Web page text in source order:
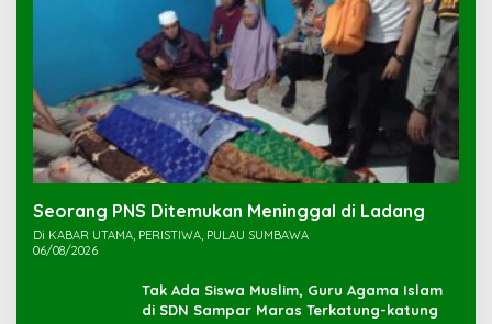
Seorang PNS Ditemukan Meninggal di Ladang
Di KABAR UTAMA, PERISTIWA, PULAU SUMBAWA
06/08/2026
Tak Ada Siswa Muslim, Guru Agama Islam
di SDN Sampar Maras Terkatung-katung ‎